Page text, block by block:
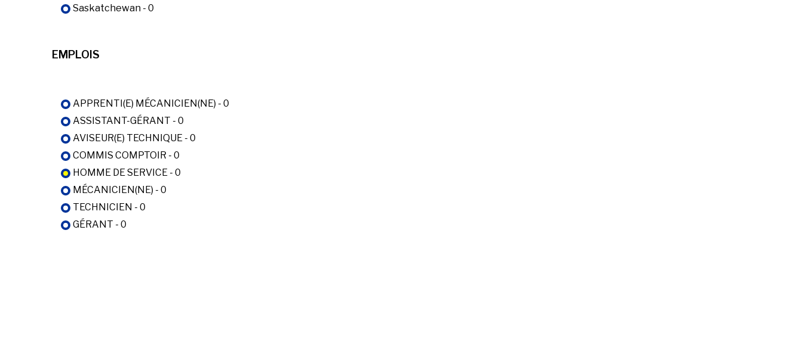
Saskatchewan - 0
EMPLOIS
APPRENTI(E) MÉCANICIEN(NE) - 0
ASSISTANT-GÉRANT - 0
AVISEUR(E) TECHNIQUE - 0
COMMIS COMPTOIR - 0
HOMME DE SERVICE - 0
MÉCANICIEN(NE) - 0
TECHNICIEN - 0
GÉRANT - 0